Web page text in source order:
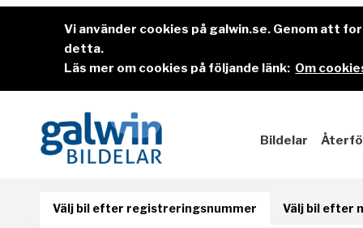
Vi använder cookies på galwin.se. Genom att
detta.
Läs mer om cookies på följande länk: Om
Bildelar
Välj bil efter registreringsnummer Välj bil efter